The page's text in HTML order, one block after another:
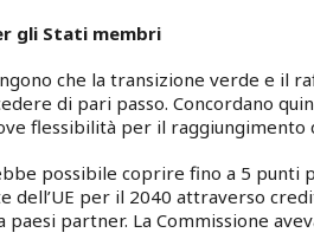
gli Stati membri
che la transizione verde e il
di pari passo. Concordano
flessibilità per il
possibile coprire fino a 5 punti
dell’UE per il 2040 attraverso
paesi partner. La Commissione